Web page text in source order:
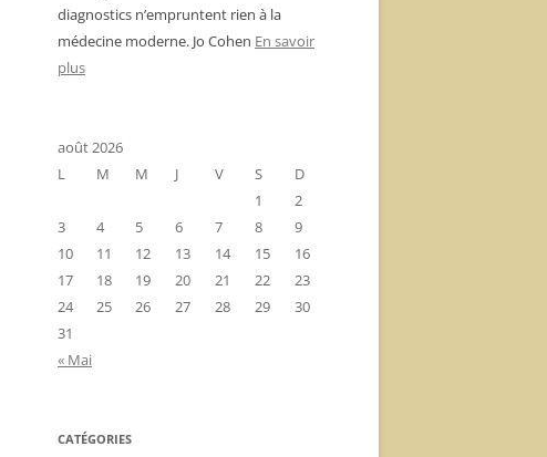
diagnostics n’empruntent rien à la
médecine moderne. Jo Cohen En savoir
plus
août 2026
L
M M J V S
D
1
2
3
4 5 6 7 8
9
10
11 12 13 14 15
16
17
18 19 20 21 22
23
24
25 26 27 28 29
30
31
« Mai
CATÉGORIES